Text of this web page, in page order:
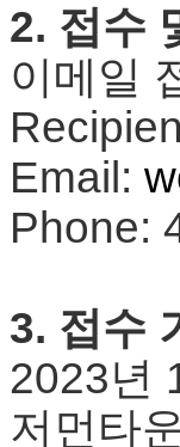
심
절
리
e
스
제
사
트
2. 접수
이메일
Email:
Phone:
3. 접수
2023년
저먼타